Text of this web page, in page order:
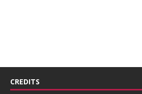
CREDITS